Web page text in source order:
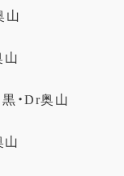
山
・Dr奥山